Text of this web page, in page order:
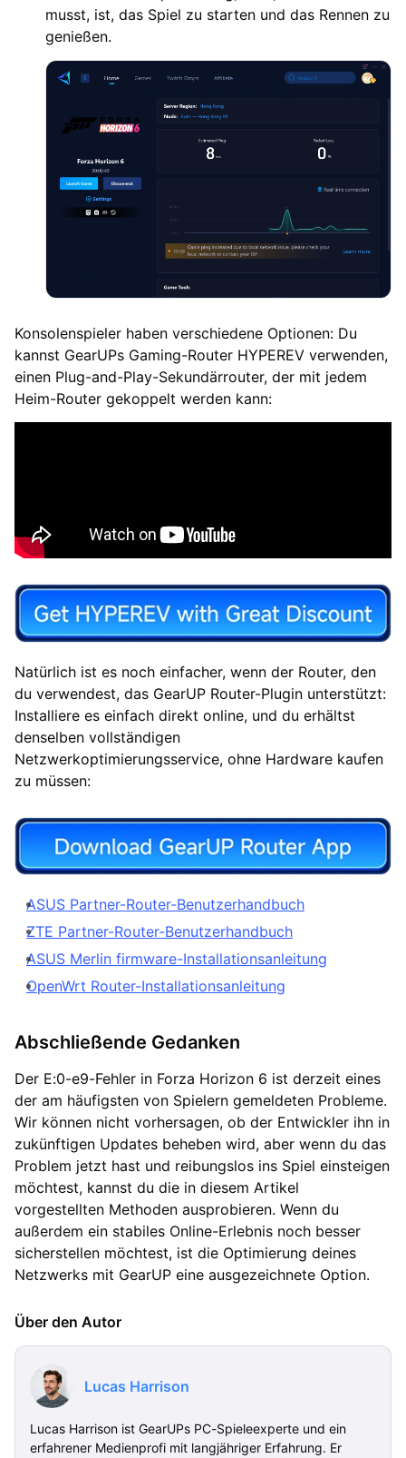
musst, ist, das Spiel zu starten und das Rennen zu
genießen.
Konsolenspieler haben verschiedene Optionen: Du
kannst GearUPs Gaming-Router HYPEREV verwenden,
einen Plug-and-Play-Sekundärrouter, der mit jedem
Heim-Router gekoppelt werden kann:
Natürlich ist es noch einfacher, wenn der Router, den
du verwendest, das GearUP Router-Plugin unterstützt:
Installiere es einfach direkt online, und du erhältst
denselben vollständigen
Netzwerkoptimierungsservice, ohne Hardware kaufen
zu müssen:
ASUS Partner-Router-Benutzerhandbuch
ZTE Partner-Router-Benutzerhandbuch
ASUS Merlin firmware-Installationsanleitung
OpenWrt Router-Installationsanleitung
Abschließende Gedanken
Der E:0-e9-Fehler in Forza Horizon 6 ist derzeit eines
der am häufigsten von Spielern gemeldeten Probleme.
Wir können nicht vorhersagen, ob der Entwickler ihn in
zukünftigen Updates beheben wird, aber wenn du das
Problem jetzt hast und reibungslos ins Spiel einsteigen
möchtest, kannst du die in diesem Artikel
vorgestellten Methoden ausprobieren. Wenn du
außerdem ein stabiles Online-Erlebnis noch besser
sicherstellen möchtest, ist die Optimierung deines
Netzwerks mit GearUP eine ausgezeichnete Option.
Über den Autor
Lucas Harrison
Lucas Harrison ist GearUPs PC-Spieleexperte und ein
erfahrener Medienprofi mit langjähriger Erfahrung. Er